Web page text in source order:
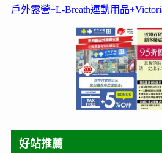
戶外露營+L-Breath運動用品
好站推薦